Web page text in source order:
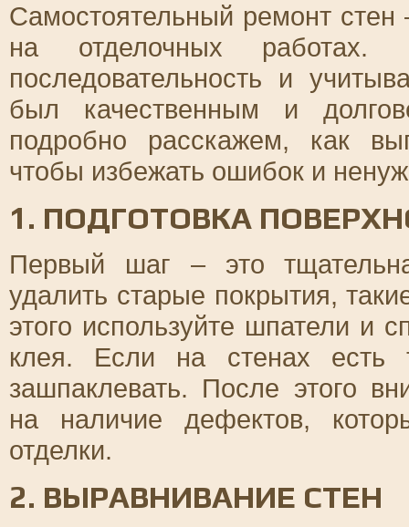
Самостоятельный ремонт стен
на отделочных
последовательность и
был качественным и
подробно расскажем, как
чтобы избежать ошибок и
1. ПОДГОТОВКА
Первый шаг – это
удалить старые покрытия,
этого используйте шпатели и
клея. Если на стенах
зашпаклевать. После этого
на наличие дефектов,
отделки.
2. ВЫРАВНИВАНИЕ СТЕН